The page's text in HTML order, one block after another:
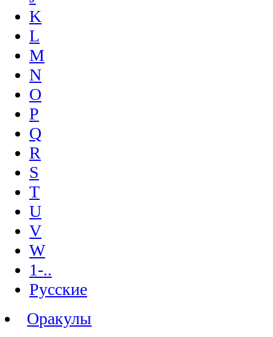
K
L
M
N
O
P
Q
R
S
T
U
V
W
1-..
Русские
Оракулы